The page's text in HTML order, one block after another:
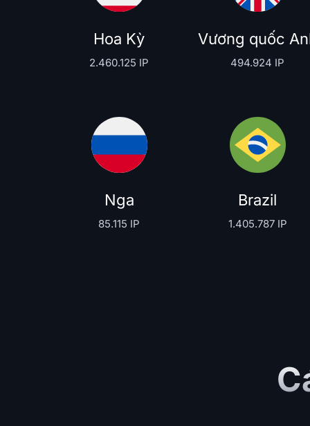
Hoa Kỳ
2.460.125 IP
Vương quốc
494.924 IP
Nga
85.115 IP
Brazil
1.405.787 IP